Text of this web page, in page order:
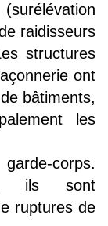
raidisseurs
structures
ont
bâtiments,
les
corps.
ils sont
ruptures de